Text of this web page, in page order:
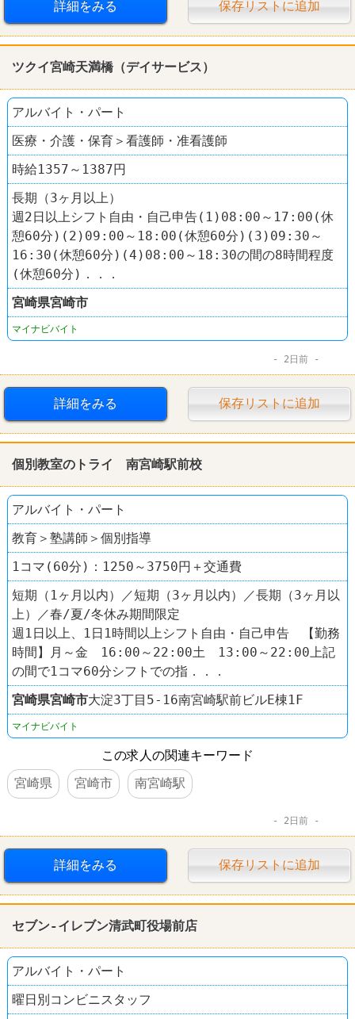
詳細をみる 保存リストに追加
ツクイ宮崎天満橋（デイサービス）
アルバイト・パート
医療・介護・保育＞看護師・准看護師
時給1357～1387円
長期（3ヶ月以上）
週2日以上シフト自由・自己申告(1)08:00～17:00(休
憩60分)(2)09:00～18:00(休憩60分)(3)09:30～
16:30(休憩60分)(4)08:00～18:30の間の8時間程度
(休憩60分)．．．
宮崎県宮崎市
マイナビバイト
2日前
詳細をみる 保存リストに追加
個別教室のトライ 南宮崎駅前校
アルバイト・パート
教育＞塾講師＞個別指導
1コマ(60分)：1250～3750円＋交通費
短期（1ヶ月以内）／短期（3ヶ月以内）／長期（3ヶ月以
上）／春/夏/冬休み期間限定
週1日以上、1日1時間以上シフト自由・自己申告 【勤務
時間】月～金 16:00～22:00土 13:00～22:00上記
の間で1コマ60分シフトでの指．．．
宮崎県宮崎市大淀3丁目5-16南宮崎駅前ビルE棟1F
マイナビバイト
この求人の関連キーワード
宮崎県
宮崎市 南宮崎駅
2日前
詳細をみる 保存リストに追加
セブン-イレブン清武町役場前店
アルバイト・パート
曜日別コンビニスタッフ